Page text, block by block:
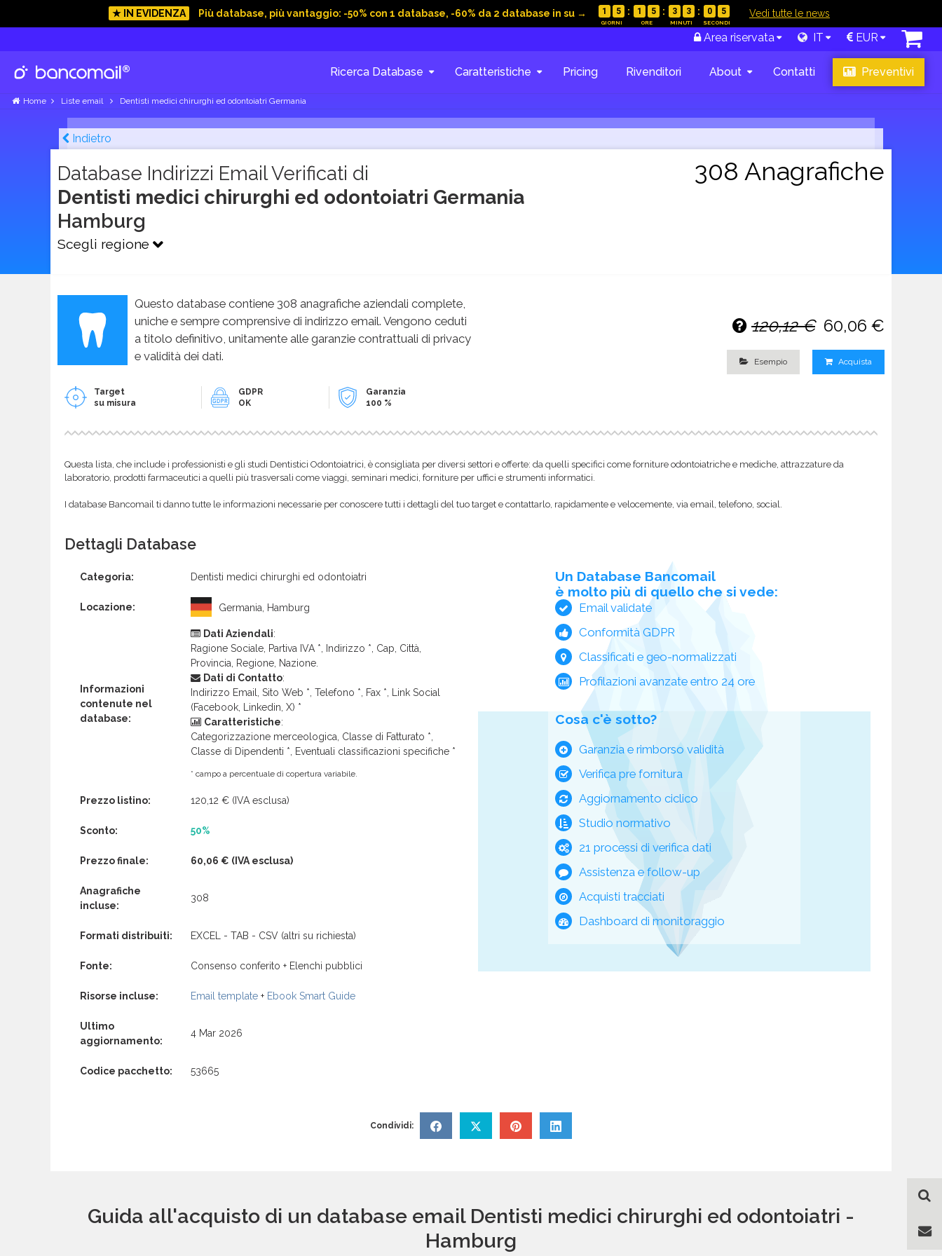
★ IN EVIDENZA Più database, più vantaggio: -50% con 1 database, -60% da 2 database in su → 1 5 1 5 3 3 0 4 Vedi tutte le news
Area riservata IT EUR
Ricerca Database Caratteristiche Pricing Rivenditori About Contatti Preventivi
Home Liste email Dentisti medici chirurghi ed odontoiatri Germania
Indietro
Database Indirizzi Email Verificati di
Dentisti medici chirurghi ed odontoiatri Germania
Hamburg
Scegli regione
308 Anagrafiche
Questo database contiene 308 anagrafiche aziendali complete,
uniche e sempre comprensive di indirizzo email. Vengono ceduti
a titolo definitivo, unitamente alle garanzie contrattuali di privacy
e validità dei dati.
Target
su misura
GDPR
OK
Garanzia
100 %
120,12 € 60,06 €
Esempio Acquista
Questa lista, che include i professionisti e gli studi Dentistici Odontoiatrici, è consigliata per diversi settori e offerte: da quelli specifici come forniture odontoiatriche e mediche, attrazzature da
laboratorio, prodotti farmaceutici a quelli più trasversali come viaggi, seminari medici, forniture per uffici e strumenti informatici.
I database Bancomail ti danno tutte le informazioni necessarie per conoscere tutti i dettagli del tuo target e contattarlo, rapidamente e velocemente, via email, telefono, social.
Dettagli Database
Categoria: Dentisti medici chirurghi ed odontoiatri
Locazione: Germania, Hamburg
Informazioni
contenute nel
database:
Dati Aziendali:
Ragione Sociale, Partiva IVA *, Indirizzo *, Cap, Città,
Provincia, Regione, Nazione.
Dati di Contatto:
Indirizzo Email, Sito Web *, Telefono *, Fax *, Link Social
(Facebook, Linkedin, X) *
Caratteristiche:
Categorizzazione merceologica, Classe di Fatturato *,
Classe di Dipendenti *, Eventuali classificazioni specifiche *
* campo a percentuale di copertura variabile.
Prezzo listino: 120,12 € (IVA esclusa)
Sconto: 50%
Prezzo finale: 60,06 € (IVA esclusa)
Anagrafiche
incluse:
308
Formati distribuiti: EXCEL - TAB - CSV (altri su richiesta)
Fonte: Consenso conferito + Elenchi pubblici
Risorse incluse: Email template + Ebook Smart Guide
Ultimo
aggiornamento:
4 Mar 2026
Codice pacchetto: 53665
Un Database Bancomail
è molto più di quello che si vede:
Email validate
Conformità GDPR
Classificati e geo-normalizzati
Profilazioni avanzate entro 24 ore
Cosa c'è sotto?
Garanzia e rimborso validità
Verifica pre fornitura
Aggiornamento ciclico
Studio normativo
21 processi di verifica dati
Assistenza e follow-up
Acquisti tracciati
Dashboard di monitoraggio
Condividi:
Guida all'acquisto di un database email Dentisti medici chirurghi ed odontoiatri -
Hamburg